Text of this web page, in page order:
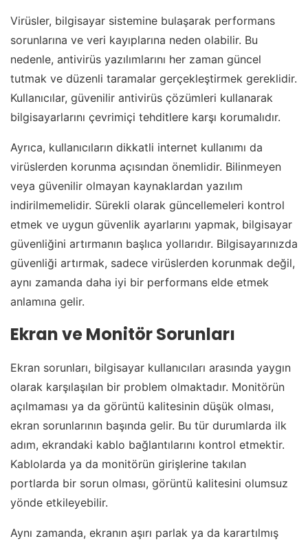
Virüsler, bilgisayar sistemine bulaşarak performans
sorunlarına ve veri kayıplarına neden olabilir. Bu
nedenle, antivirüs yazılımlarını her zaman güncel
tutmak ve düzenli taramalar gerçekleştirmek gereklidir.
Kullanıcılar, güvenilir antivirüs çözümleri kullanarak
bilgisayarlarını çevrimiçi tehditlere karşı korumalıdır.
Ayrıca, kullanıcıların dikkatli internet kullanımı da
virüslerden korunma açısından önemlidir. Bilinmeyen
veya güvenilir olmayan kaynaklardan yazılım
indirilmemelidir. Sürekli olarak güncellemeleri kontrol
etmek ve uygun güvenlik ayarlarını yapmak, bilgisayar
güvenliğini artırmanın başlıca yollarıdır. Bilgisayarınızda
güvenliği artırmak, sadece virüslerden korunmak değil,
aynı zamanda daha iyi bir performans elde etmek
anlamına gelir.
Ekran ve Monitör Sorunları
Ekran sorunları, bilgisayar kullanıcıları arasında yaygın
olarak karşılaşılan bir problem olmaktadır. Monitörün
açılmaması ya da görüntü kalitesinin düşük olması,
ekran sorunlarının başında gelir. Bu tür durumlarda ilk
adım, ekrandaki kablo bağlantılarını kontrol etmektir.
Kablolarda ya da monitörün girişlerine takılan
portlarda bir sorun olması, görüntü kalitesini olumsuz
yönde etkileyebilir.
Aynı zamanda, ekranın aşırı parlak ya da karartılmış